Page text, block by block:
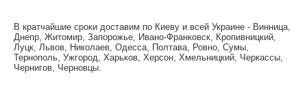
В кратчайшие сроки доставим по Киеву и всей Украине - Винница,
Днепр, Житомир, Запорожье, Ивано-Франковск, Кропивницкий,
Луцк, Львов, Николаев, Одесса, Полтава, Ровно, Сумы,
Тернополь, Ужгород, Харьков, Херсон, Хмельницкий, Черкассы,
Чернигов, Черновцы.